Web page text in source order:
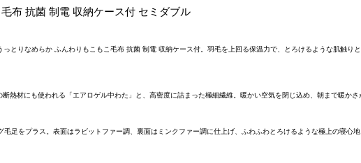
布 抗菌 制電 収納ケース付 セミダブル
とりなめらか ふんわりもこもこ毛布 抗菌 制電 収納ケース付。羽毛を上回る保温力で、とろけるような肌触
熱材にも使われる「エアロゲル中わた」と、高密度に詰まった極細繊維。暖かい空気を閉じ込め、朝まで暖かさ
足をプラス。表面はラビットファー調、裏面はミンクファー調に仕上げ、ふわふわとろけるような極上の寝心地